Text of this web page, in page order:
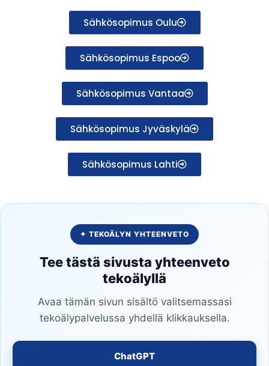
Sähkösopimus Oulu
Sähkösopimus Espoo
Sähkösopimus Vantaa
Sähkösopimus Jyväskylä
Sähkösopimus Lahti
✦ TEKOÄLYN YHTEENVETO
Tee tästä sivusta yhteenveto
tekoälyllä
Avaa tämän sivun sisältö valitsemassasi
tekoälypalvelussa yhdellä klikkauksella.
ChatGPT